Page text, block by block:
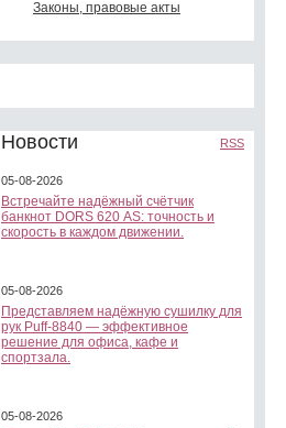
Законы, правовые акты
Новости RSS
05-08-2026
Встречайте надёжный счётчик
банкнот DORS 620 АS: точность и
скорость в каждом движении.
05-08-2026
Представляем надёжную сушилку для
рук Puff-8840 — эффективное
решение для офиса, кафе и
спортзала.
05-08-2026